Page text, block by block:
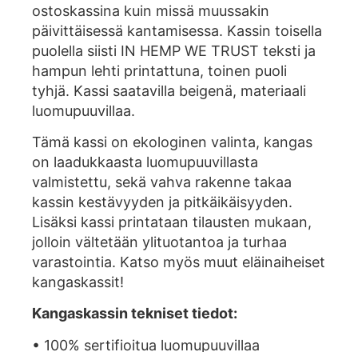
ostoskassina kuin missä muussakin
päivittäisessä kantamisessa. Kassin toisella
puolella siisti IN HEMP WE TRUST teksti ja
hampun lehti printattuna, toinen puoli
tyhjä. Kassi saatavilla beigenä, materiaali
luomupuuvillaa.
Tämä kassi on ekologinen valinta, kangas
on laadukkaasta luomupuuvillasta
valmistettu, sekä vahva rakenne takaa
kassin kestävyyden ja pitkäikäisyyden.
Lisäksi kassi printataan tilausten mukaan,
jolloin vältetään ylituotantoa ja turhaa
varastointia. Katso myös muut eläinaiheiset
kangaskassit!
Kangaskassin tekniset tiedot:
• 100% sertifioitua luomupuuvillaa